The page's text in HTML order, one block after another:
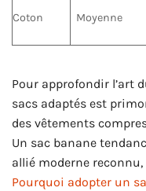
Coton Moyenne
Pour approfondir l’art
sacs adaptés est
des vêtements
Un sac banane
allié moderne
Pourquoi adopter un